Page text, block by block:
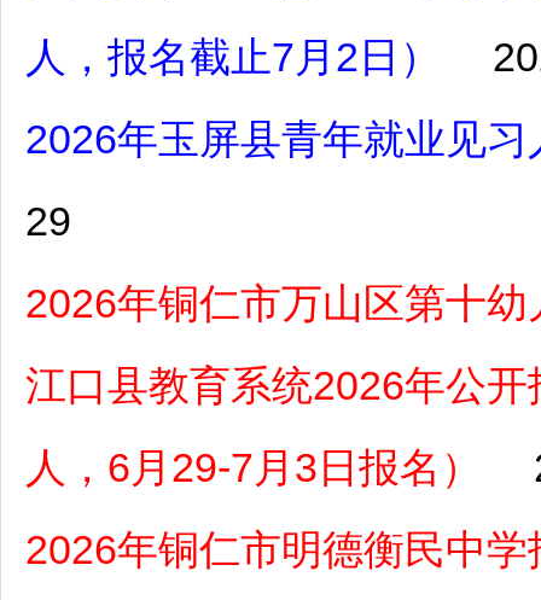
人，报名截止7月2日）
2026年玉屏县青年就业见
29
2026年铜仁市万山区第十
江口县教育系统2026年公
人，6月29-7月3日报名）
2026年铜仁市明德衡民中